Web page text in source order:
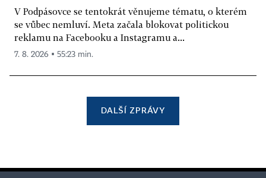
V Podpásovce se tentokrát věnujeme tématu, o kterém
se vůbec nemluví. Meta začala blokovat politickou
reklamu na Facebooku a Instagramu a...
7. 8. 2026 ▪ 55:23 min.
DALŠÍ ZPRÁVY